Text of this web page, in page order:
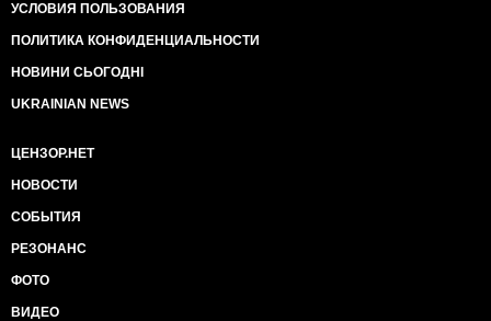
УСЛОВИЯ ПОЛЬЗОВАНИЯ
ПОЛИТИКА КОНФИДЕНЦИАЛЬНОСТИ
НОВИНИ СЬОГОДНІ
UKRAINIAN NEWS
ЦЕНЗОР.НЕТ
НОВОСТИ
СОБЫТИЯ
РЕЗОНАНС
ФОТО
ВИДЕО